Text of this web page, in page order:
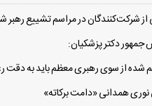
شرکت‌کنندگان در مراسم تشییع رهبر
جمهور دکتر پزشکیان:
شده از سوی رهبری معظم باید به
نوری همدانی «دامت برکاته»